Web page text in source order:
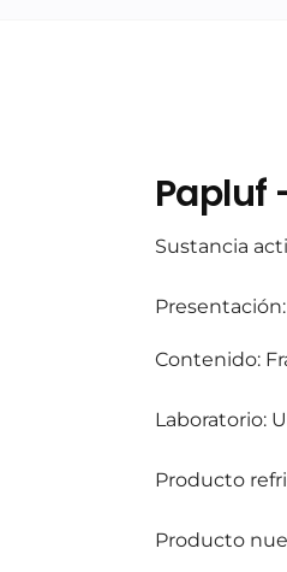
Papluf
Sustancia
Contenido:
Laboratorio:
Producto
Producto